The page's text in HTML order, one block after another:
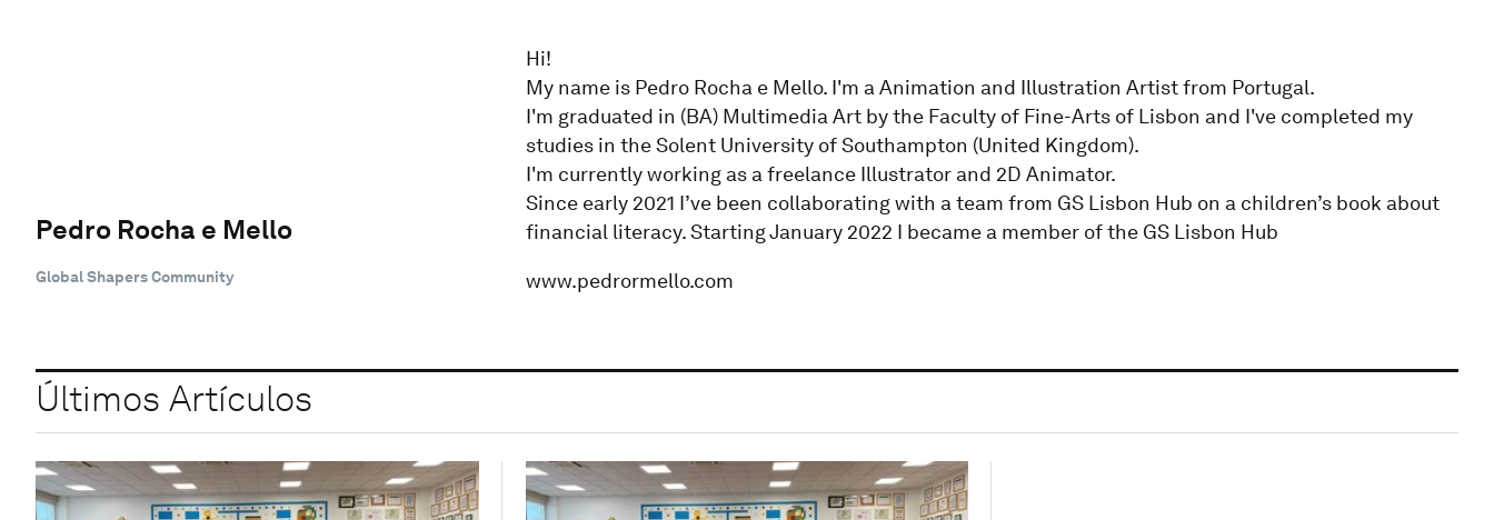
Pedro Rocha e Mello
Global Shapers Community
Hi!
My name is Pedro Rocha e Mello. I'm a Animation and Illustration Artist from Portugal.
I'm graduated in (BA) Multimedia Art by the Faculty of Fine-Arts of Lisbon and I've completed my
studies in the Solent University of Southampton (United Kingdom).
I'm currently working as a freelance Illustrator and 2D Animator.
Since early 2021 I’ve been collaborating with a team from GS Lisbon Hub on a children’s book about
financial literacy. Starting January 2022 I became a member of the GS Lisbon Hub
www.pedrormello.com
Últimos Artículos